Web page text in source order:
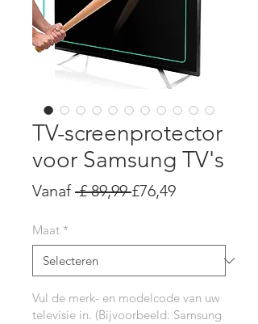
TV-screenprotector
voor Samsung TV's
Vanaf £ 89,99 Normale
£76,49Verkoopprijs
Maat *
Vul de merk- en modelcode van uw
televisie in. (Bijvoorbeeld: Samsung